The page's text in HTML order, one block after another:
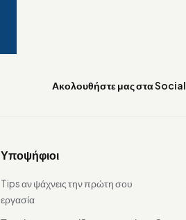
Ακολουθήστε μας στα Social
Υποψήφιοι
Tips αν ψάχνεις την πρώτη σου
εργασία